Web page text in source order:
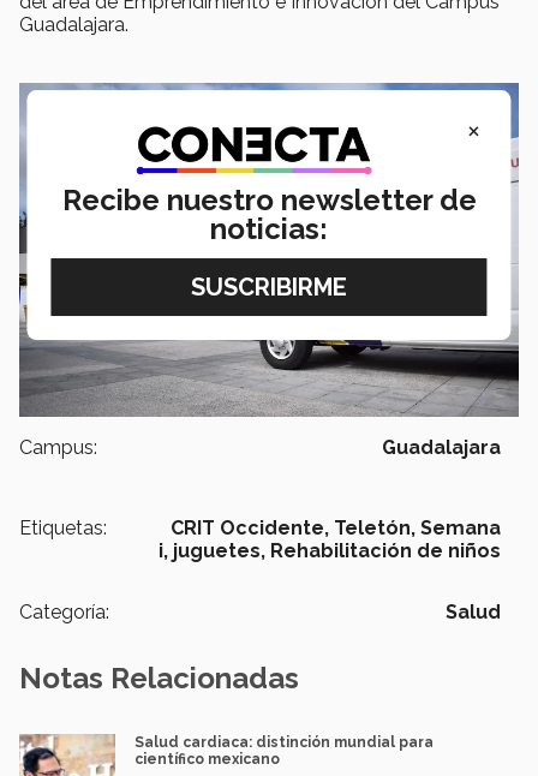
Guadalajara.
Campus: Guadalajara
Etiquetas: CRIT Occidente, Teletón, Semana
i, juguetes, Rehabilitación de niños
Categoría: Salud
Notas Relacionadas
Salud cardiaca: distinción mundial para
científico mexicano
×
Recibe nuestro newsletter de
noticias: